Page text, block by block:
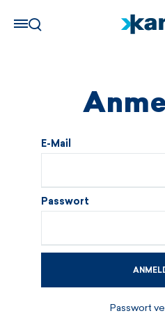
E-Mail
Passwort
Passwort